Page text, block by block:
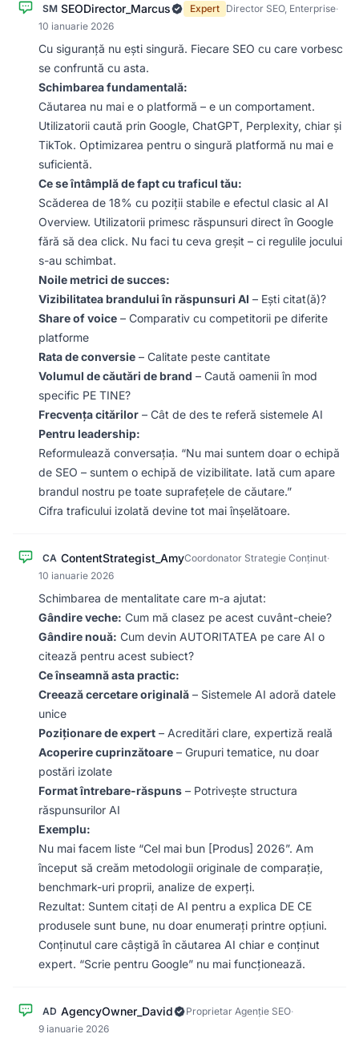
SM SEODirector_Marcus Expert Director SEO, Enterprise·
10 ianuarie 2026
Cu siguranță nu ești singură. Fiecare SEO cu care vorbesc
se confruntă cu asta.
Schimbarea fundamentală:
Căutarea nu mai e o platformă – e un comportament.
Utilizatorii caută prin Google, ChatGPT, Perplexity, chiar și
TikTok. Optimizarea pentru o singură platformă nu mai e
suficientă.
Ce se întâmplă de fapt cu traficul tău:
Scăderea de 18% cu poziții stabile e efectul clasic al AI
Overview. Utilizatorii primesc răspunsuri direct în Google
fără să dea click. Nu faci tu ceva greșit – ci regulile jocului
s-au schimbat.
Noile metrici de succes:
Vizibilitatea brandului în răspunsuri AI – Ești citat(ă)?
Share of voice – Comparativ cu competitorii pe diferite
platforme
Rata de conversie – Calitate peste cantitate
Volumul de căutări de brand – Caută oamenii în mod
specific PE TINE?
Frecvența citărilor – Cât de des te referă sistemele AI
Pentru leadership:
Reformulează conversația. “Nu mai suntem doar o echipă
de SEO – suntem o echipă de vizibilitate. Iată cum apare
brandul nostru pe toate suprafețele de căutare.”
Cifra traficului izolată devine tot mai înșelătoare.
CA ContentStrategist_AmyCoordonator Strategie Conținut·
10 ianuarie 2026
Schimbarea de mentalitate care m-a ajutat:
Gândire veche: Cum mă clasez pe acest cuvânt-cheie?
Gândire nouă: Cum devin AUTORITATEA pe care AI o
citează pentru acest subiect?
Ce înseamnă asta practic:
Creează cercetare originală – Sistemele AI adoră datele
unice
Poziționare de expert – Acreditări clare, expertiză reală
Acoperire cuprinzătoare – Grupuri tematice, nu doar
postări izolate
Format întrebare-răspuns – Potrivește structura
răspunsurilor AI
Exemplu:
Nu mai facem liste “Cel mai bun [Produs] 2026”. Am
început să creăm metodologii originale de comparație,
benchmark-uri proprii, analize de experți.
Rezultat: Suntem citați de AI pentru a explica DE CE
produsele sunt bune, nu doar enumerați printre opțiuni.
Conținutul care câștigă în căutarea AI chiar e conținut
expert. “Scrie pentru Google” nu mai funcționează.
AD AgencyOwner_David Proprietar Agenție SEO·
9 ianuarie 2026